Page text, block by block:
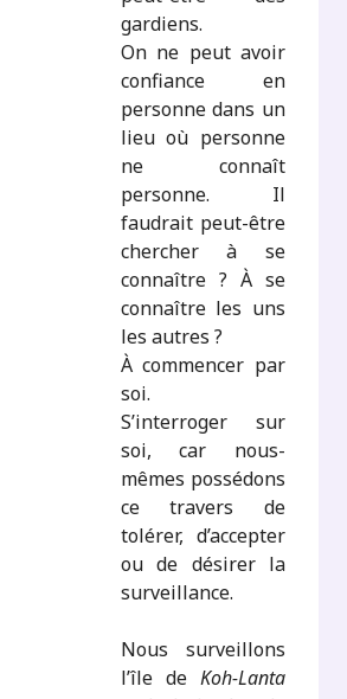
gardiens.
On ne peut avoir
confiance en
personne dans un
lieu où personne
ne connaît
personne. Il
faudrait peut-être
chercher à se
connaître ? À se
connaître les uns
les autres ?
À commencer par
soi.
S’interroger sur
soi, car nous-
mêmes possédons
ce travers de
tolérer, d’accepter
ou de désirer la
surveillance.
Nous surveillons
l’île de Koh-Lanta